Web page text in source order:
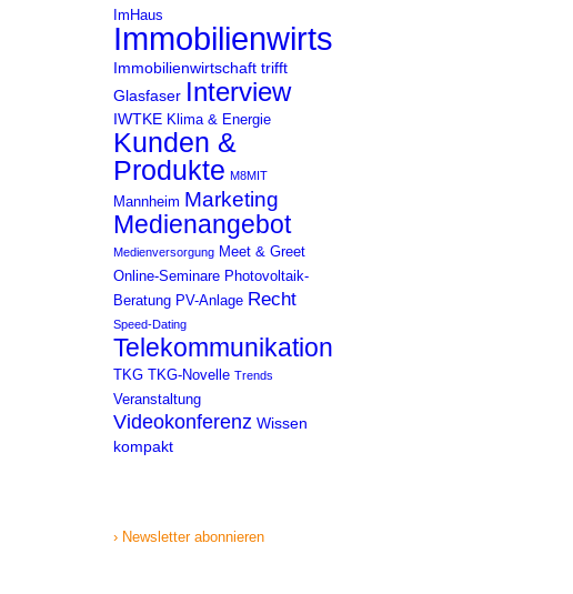
ImHaus
Immobilienwirtschaft
Immobilienwirtschaft trifft
Glasfaser Interview
IWTKE Klima & Energie
Kunden &
Produkte M8MIT
Mannheim Marketing
Medienangebot
Medienversorgung Meet & Greet
Online-Seminare Photovoltaik-
Beratung PV-Anlage Recht
Speed-Dating
Telekommunikation
TKG TKG-Novelle Trends
Veranstaltung
Videokonferenz Wissen
kompakt
› Newsletter abonnieren